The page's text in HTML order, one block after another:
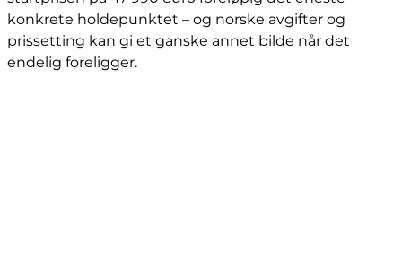
konkrete holdepunktet – og norske avgifter og
prissetting kan gi et ganske annet bilde når det
endelig foreligger.